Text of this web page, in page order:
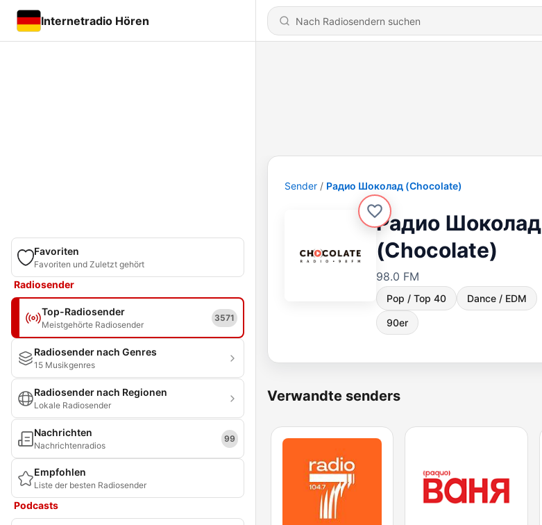
Internetradio Hören
Favoriten
Favoriten und Zuletzt gehört
Radiosender
Top-Radiosender
Meistgehörte Radiosender
3571
Radiosender nach Genres
15 Musikgenres
Radiosender nach Regionen
Lokale Radiosender
Nachrichten
Nachrichtenradios
99
Empfohlen
Liste der besten Radiosender
Podcasts
Sender Радио Шоколад (Chocolate)
Радио Шоколад
(Chocolate)
98.0 FM
Pop / Top 40 Dance / EDM
90er
Verwandte senders